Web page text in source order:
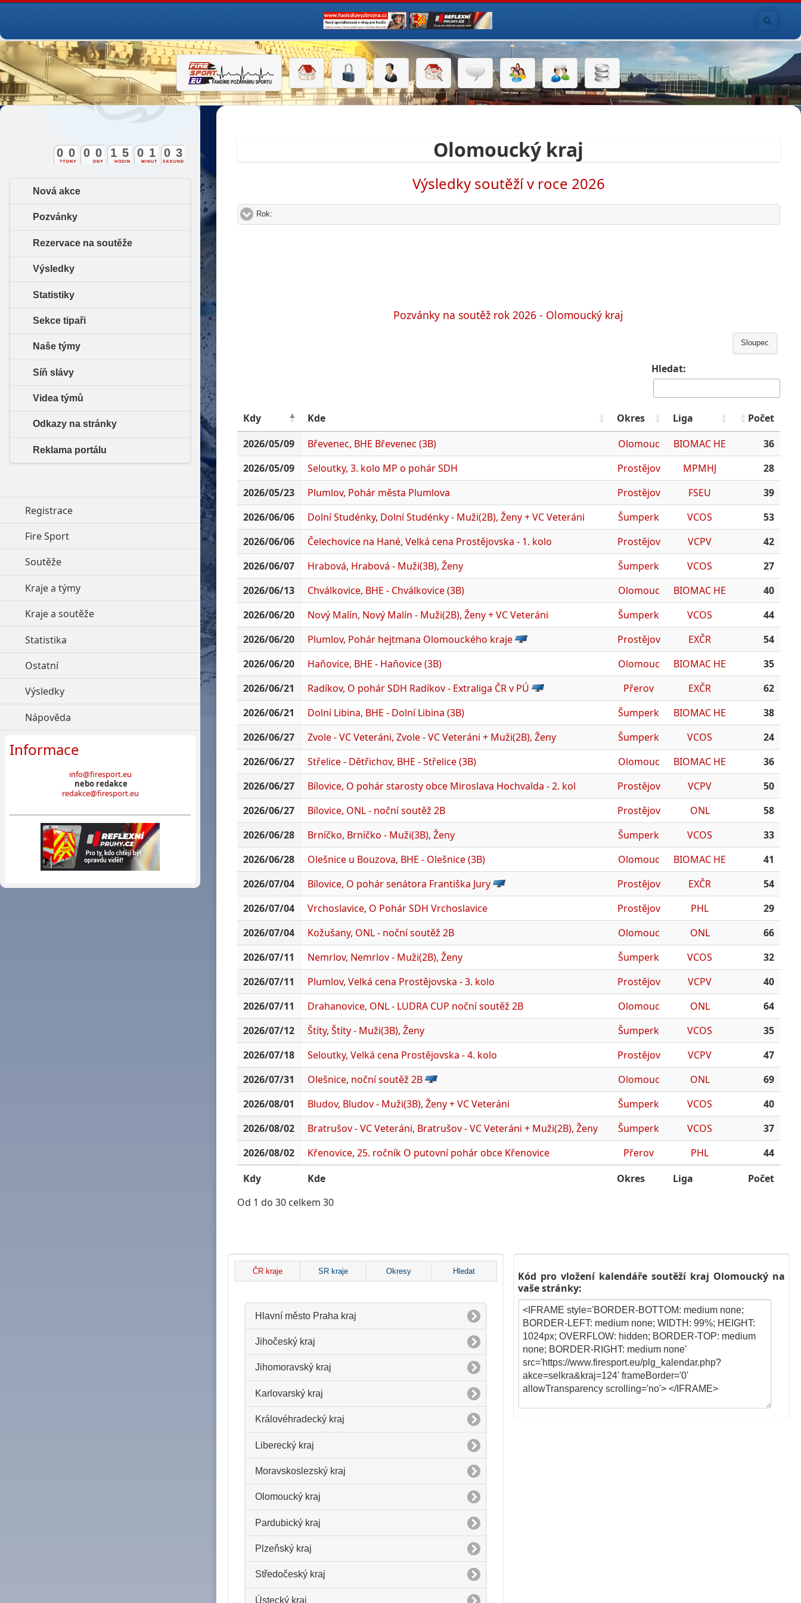
Olomoucký kraj
Výsledky soutěží v roce 2026
Rok:
Pozvánky na soutěž rok 2026 - Olomoucký kraj
Sloupec
Hledat:
Kdy Kde Okres Liga
Počet
2026/05/09
Břevenec, BHE Břevenec (3B) Olomouc BIOMAC HE
36
2026/05/09
Seloutky, 3. kolo MP o pohár SDH Prostějov MPMHJ
28
2026/05/23
Plumlov, Pohár města Plumlova Prostějov FSEU
39
2026/06/06
Dolní Studénky, Dolní Studénky - Muži(2B), Ženy + VC Veteráni Šumperk VCOS
53
2026/06/06
Čelechovice na Hané, Velká cena Prostějovska - 1. kolo Prostějov VCPV
42
2026/06/07
Hrabová, Hrabová - Muži(3B), Ženy Šumperk VCOS
27
2026/06/13
Chválkovice, BHE - Chválkovice (3B) Olomouc BIOMAC HE
40
2026/06/20
Nový Malín, Nový Malín - Muži(2B), Ženy + VC Veteráni Šumperk VCOS
44
2026/06/20
Plumlov, Pohár hejtmana Olomouckého kraje Prostějov EXČR
54
2026/06/20
Haňovice, BHE - Haňovice (3B) Olomouc BIOMAC HE
35
2026/06/21
Radíkov, O pohár SDH Radíkov - Extraliga ČR v PÚ Přerov EXČR
62
2026/06/21
Dolní Libina, BHE - Dolní Libina (3B) Šumperk BIOMAC HE
38
2026/06/27
Zvole - VC Veteráni, Zvole - VC Veteráni + Muži(2B), Ženy Šumperk VCOS
24
2026/06/27
Střelice - Dětřichov, BHE - Střelice (3B) Olomouc BIOMAC HE
36
2026/06/27
Bílovice, O pohár starosty obce Miroslava Hochvalda - 2. kol Prostějov VCPV
50
2026/06/27
Bílovice, ONL - noční soutěž 2B Prostějov ONL
58
2026/06/28
Brníčko, Brníčko - Muži(3B), Ženy Šumperk VCOS
33
2026/06/28
Olešnice u Bouzova, BHE - Olešnice (3B) Olomouc BIOMAC HE
41
2026/07/04
Bílovice, O pohár senátora Františka Jury Prostějov EXČR
54
2026/07/04
Vrchoslavice, O Pohár SDH Vrchoslavice Prostějov PHL
29
2026/07/04
Kožušany, ONL - noční soutěž 2B Olomouc ONL
66
2026/07/11
Nemrlov, Nemrlov - Muži(2B), Ženy Šumperk VCOS
32
2026/07/11
Plumlov, Velká cena Prostějovska - 3. kolo Prostějov VCPV
40
2026/07/11
Drahanovice, ONL - LUDRA CUP noční soutěž 2B Olomouc ONL
64
2026/07/12
Štíty, Štíty - Muži(3B), Ženy Šumperk VCOS
35
2026/07/18
Seloutky, Velká cena Prostějovska - 4. kolo Prostějov VCPV
47
2026/07/31
Olešnice, noční soutěž 2B Olomouc ONL
69
2026/08/01
Bludov, Bludov - Muži(3B), Ženy + VC Veteráni Šumperk VCOS
40
2026/08/02
Bratrušov - VC Veteráni, Bratrušov - VC Veteráni + Muži(2B), Ženy Šumperk VCOS
37
2026/08/02
Křenovice, 25. ročník O putovní pohár obce Křenovice Přerov PHL
44
Kdy
Kde Okres Liga
Počet
Od 1 do 30 celkem 30
ČR kraje SR kraje Okresy Hledat
Hlavní město Praha kraj
Jihočeský kraj
Jihomoravský kraj
Karlovarský kraj
Královéhradecký kraj
Liberecký kraj
Moravskoslezský kraj
Olomoucký kraj
Pardubický kraj
Plzeňský kraj
Středočeský kraj
Ústecký kraj
Kód pro vložení kalendáře soutěží kraj Olomoucký na
vaše stránky:
TÝDNY
0 0
DNY
0 0
HODIN
1 5
MINUT
0 1
SEKUND
0 2
3
Nová akce
Pozvánky
Rezervace na soutěže
Výsledky
Statistiky
Sekce tipaři
Naše týmy
Síň slávy
Videa týmů
Odkazy na stránky
Reklama portálu
Registrace
Fire Sport
Soutěže
Kraje a týmy
Kraje a soutěže click to expand contents
Statistika
Ostatníclick to expand contents
Výsledky
Nápověda
Informace
info@firesport.eu
nebo redakce
redakce@firesport.eu